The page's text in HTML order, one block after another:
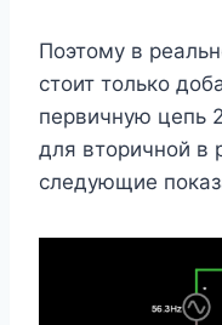
Поэтому в
стоит только
первичную цепь
для вторичной в
следующие